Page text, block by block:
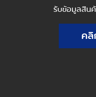
รับข้อมูลสินค้
ค